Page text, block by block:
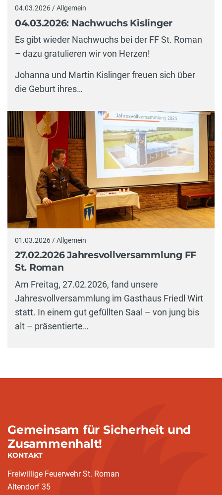
04.03.2026 / Allgemein
04.03.2026: Nachwuchs Kislinger
Es gibt wieder Nachwuchs bei der FF St. Roman
– dazu gratulieren wir von Herzen!
Johanna und Martin Kislinger freuen sich über
die Geburt ihres…
01.03.2026 / Allgemein
27.02.2026 Jahresvollversammlung FF
St. Roman
Am Freitag, 27.02.2026, fand unsere
Jahresvollversammlung im Gasthaus Friedl Wirt
statt. In einem gut gefüllten Saal – von jung bis
alt – präsentierte…
Gemeinsam für Sicherheit und
Zusammenhalt!
KONTAKT
Freiwillige Feuerwehr St. Roman
Altendorf 35